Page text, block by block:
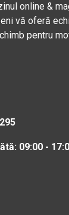
online &
vă oferă
pentru
09:00 -